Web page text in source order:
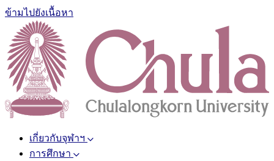
ข้ามไปยังเนื้อหา
เกี่ยวกับจุฬาฯ
การศึกษา